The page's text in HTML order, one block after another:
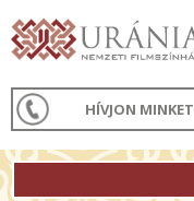
HÍVJON MINKET